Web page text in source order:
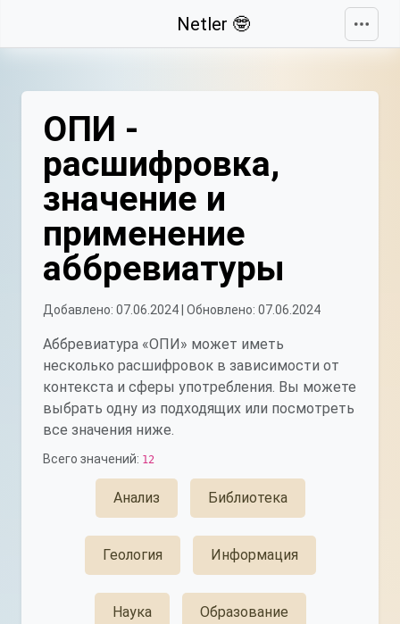
Netler 🤓
ОПИ -
расшифровка,
значение и
применение
аббревиатуры
Добавлено: 07.06.2024 | Обновлено: 07.06.2024
Аббревиатура «ОПИ» может иметь
несколько расшифровок в зависимости от
контекста и сферы употребления. Вы можете
выбрать одну из подходящих или посмотреть
все значения ниже.
Всего значений: 12
Анализ Библиотека
Геология Информация
Наука Образование